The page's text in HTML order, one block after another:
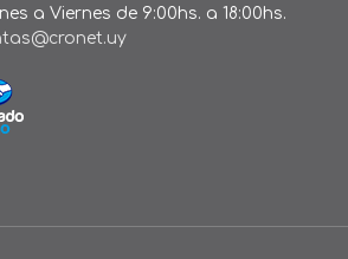
a Viernes de 9:00hs. a 18:00hs.